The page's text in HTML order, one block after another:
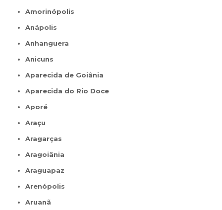
Amorinópolis
Anápolis
Anhanguera
Anicuns
Aparecida de Goiânia
Aparecida do Rio Doce
Aporé
Araçu
Aragarças
Aragoiânia
Araguapaz
Arenópolis
Aruanã